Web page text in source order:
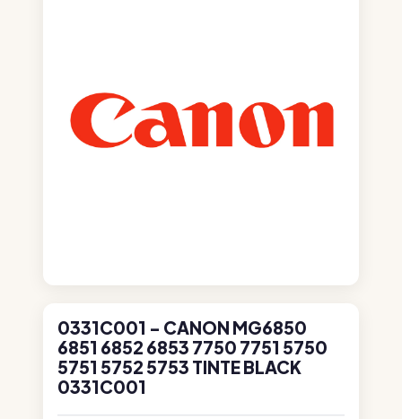
0331C001 - CANON MG6850
6851 6852 6853 7750 7751 5750
5751 5752 5753 TINTE BLACK
0331C001